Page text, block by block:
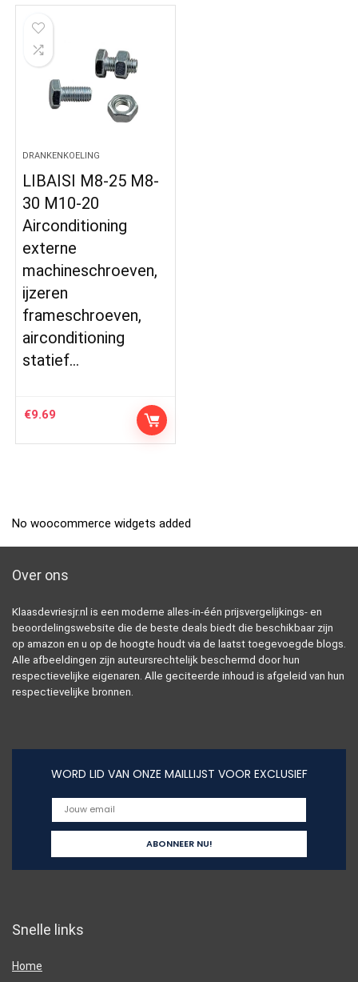
DRANKENKOELING
LIBAISI M8-25 M8-
30 M10-20
Airconditioning
externe
machineschroeven,
ijzeren
frameschroeven,
airconditioning
statief…
€9.69
No woocommerce widgets added
Over ons
Klaasdevriesjr.nl is een moderne alles-in-één prijsvergelijkings- en
beoordelingswebsite die de beste deals biedt die beschikbaar zijn
op amazon en u op de hoogte houdt via de laatst toegevoegde blogs.
Alle afbeeldingen zijn auteursrechtelijk beschermd door hun
respectievelijke eigenaren. Alle geciteerde inhoud is afgeleid van hun
respectievelijke bronnen.
WORD LID VAN ONZE MAILLIJST VOOR EXCLUSIEF
Snelle links
Home